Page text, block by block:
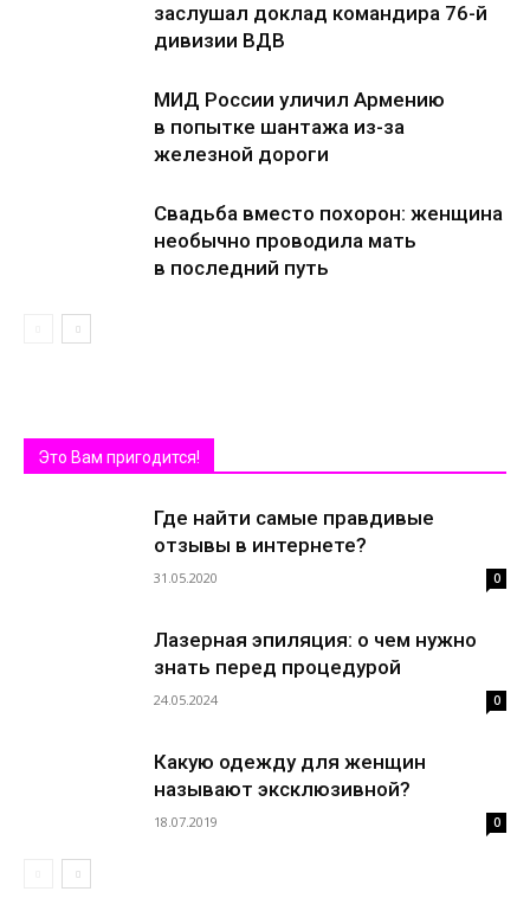
заслушал доклад командира 76-й
дивизии ВДВ
МИД России уличил Армению
в попытке шантажа из-за
железной дороги
Свадьба вместо похорон: женщина
необычно проводила мать
в последний путь
Это Вам пригодится!
Где найти самые правдивые
отзывы в интернете?
31.05.2020 0
Лазерная эпиляция: о чем нужно
знать перед процедурой
24.05.2024 0
Какую одежду для женщин
называют эксклюзивной?
18.07.2019 0